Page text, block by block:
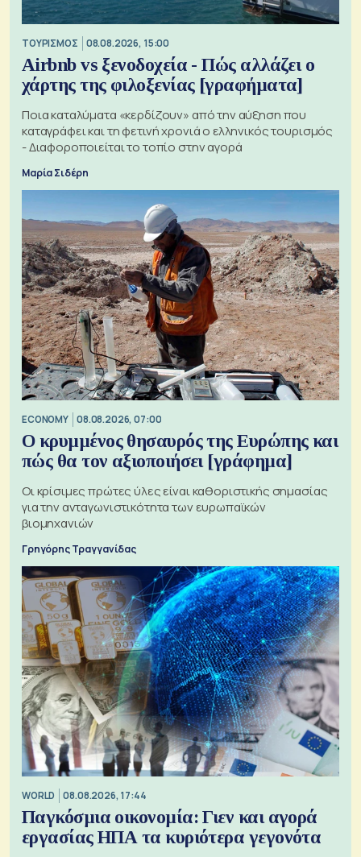
ΤΟΥΡΙΣΜΟΣ 08.08.2026, 15:00
Airbnb vs ξενοδοχεία - Πώς αλλάζει ο
χάρτης της φιλοξενίας [γραφήματα]
Ποια καταλύματα «κερδίζουν» από την αύξηση που
καταγράφει και τη φετινή χρονιά ο ελληνικός τουρισμός
- Διαφοροποιείται το τοπίο στην αγορά
Μαρία Σιδέρη
ECONOMY 08.08.2026, 07:00
Ο κρυμμένος θησαυρός της Ευρώπης και
πώς θα τον αξιοποιήσει [γράφημα]
Οι κρίσιμες πρώτες ύλες είναι καθοριστικής σημασίας
για την ανταγωνιστικότητα των ευρωπαϊκών
βιομηχανιών
Γρηγόρης Τραγγανίδας
WORLD 08.08.2026, 17:44
Παγκόσμια οικονομία: Γιεν και αγορά
εργασίας ΗΠΑ τα κυριότερα γεγονότα